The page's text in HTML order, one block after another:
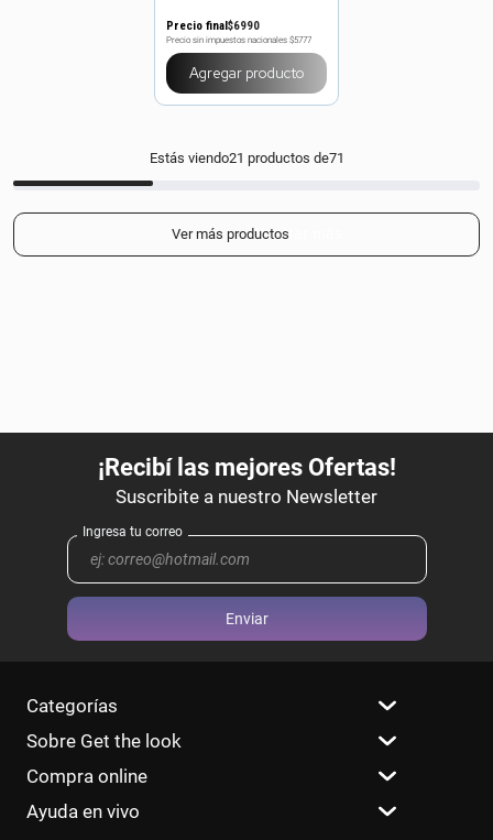
Precio final$6990
Precio sin impuestos nacionales $5777
Agregar producto
Estás viendo21 productos de71
Mostrar más
Enviar
Categorías
Sobre Get the look
Compra online
Ayuda en vivo